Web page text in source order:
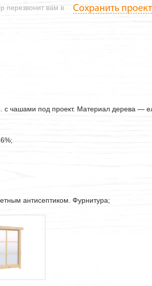
перезвонит вам в
Сохранить проект
с чашами под проект. Материал дерева —
антисептиком. Фурнитура;